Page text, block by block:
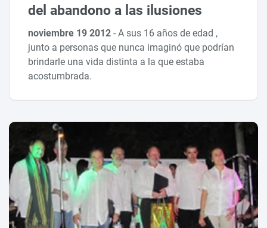
del abandono a las ilusiones
noviembre 19 2012-A sus 16 años de edad ,
junto a personas que nunca imaginó que podrían
brindarle una vida distinta a la que estaba
acostumbrada.